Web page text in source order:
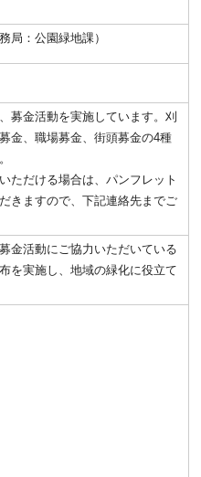
局：公園緑地課）
募金活動を実施しています。刈
金、職場募金、街頭募金の4種
ただける場合は、パンフレット
きますので、下記連絡先までご
金活動にご協力いただいている
を実施し、地域の緑化に役立て